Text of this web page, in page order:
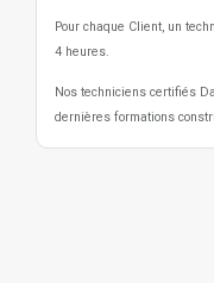
Pour chaque Client, un
4 heures.
Nos techniciens certifiés
dernières formations